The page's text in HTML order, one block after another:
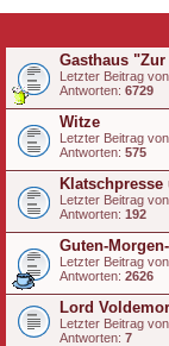
Gasthaus
Letzter Beitrag von
Antworten: 6729
Witze
Letzter Beitrag von
Antworten: 575
Letzter Beitrag von
Antworten: 192
Guten-
Letzter Beitrag von
Antworten: 2626
Lord
Letzter Beitrag von
Antworten: 7